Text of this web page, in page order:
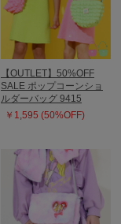
【OUTLET】50%OFF
SALE ポップコーンショ
ルダーバッグ 9415
￥1,595 (50%OFF)